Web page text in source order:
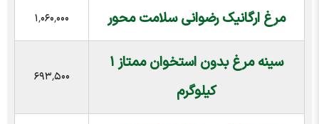
مرغ ارگانیک رضوانی سلامت محور ۱٬۰۶۰٬۰۰۰
سینه مرغ بدون استخوان ممتاز ۱
کیلوگرم
۶۹۳٬۵۰۰